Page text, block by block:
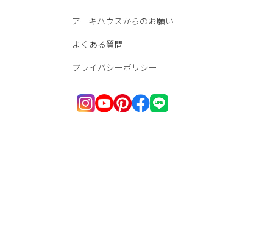
アーキハウスからのお願い
よくある質問
プライバシーポリシー